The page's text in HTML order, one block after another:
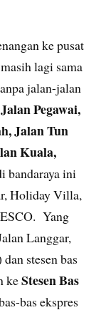
ke pusat
lagi sama
jalan-jalan
Pegawai,
Jalan Tun
Kuala,
bandaraya ini
Holiday Villa,
Yang
Langgar,
stesen bas
keStesen Bas
bas ekspres